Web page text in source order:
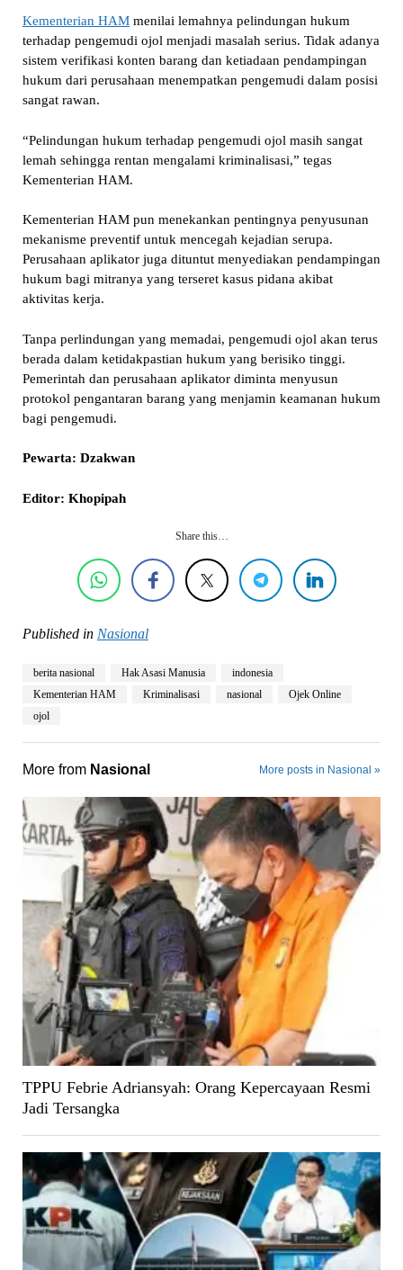
Kementerian HAMmenilai lemahnya pelindungan hukum
terhadap pengemudi ojol menjadi masalah serius. Tidak adanya
sistem verifikasi konten barang dan ketiadaan pendampingan
hukum dari perusahaan menempatkan pengemudi dalam posisi
sangat rawan.
“Pelindungan hukum terhadap pengemudi ojol masih sangat
lemah sehingga rentan mengalami kriminalisasi,” tegas
Kementerian HAM.
Kementerian HAM pun menekankan pentingnya penyusunan
mekanisme preventif untuk mencegah kejadian serupa.
Perusahaan aplikator juga dituntut menyediakan pendampingan
hukum bagi mitranya yang terseret kasus pidana akibat
aktivitas kerja.
Tanpa perlindungan yang memadai, pengemudi ojol akan terus
berada dalam ketidakpastian hukum yang berisiko tinggi.
Pemerintah dan perusahaan aplikator diminta menyusun
protokol pengantaran barang yang menjamin keamanan hukum
bagi pengemudi.
Pewarta: Dzakwan
Editor: Khopipah
Share this…
Published in Nasional
berita nasional Hak Asasi Manusia
indonesia
Kementerian HAM
Kriminalisasi nasional
Ojek Online
ojol
More from Nasional More posts in Nasional »
TPPU Febrie Adriansyah: Orang Kepercayaan Resmi
Jadi Tersangka